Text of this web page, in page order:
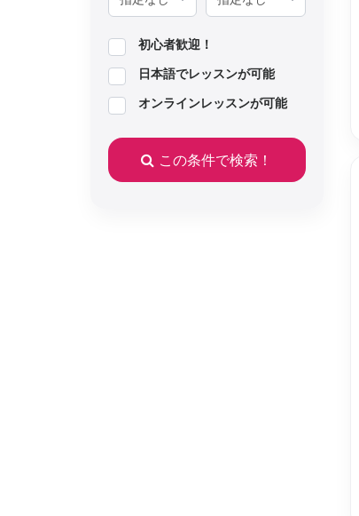
初心者歓迎！
日本語でレッスンが可能
オンラインレッスンが可能
この条件で検索！